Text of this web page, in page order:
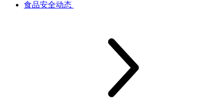
食品安全动态